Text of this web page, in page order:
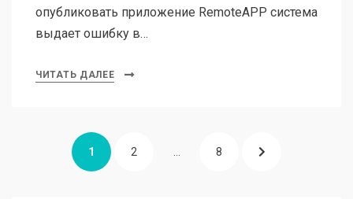
опубликовать приложение RemoteAPP система
выдает ошибку в…
ЧИТАТЬ ДАЛЕЕ
Пагинация
записей
СТРАНИЦА
1 СТРАНИЦА
2 … СТРАНИЦА
8 СЛЕДУЮЩАЯ